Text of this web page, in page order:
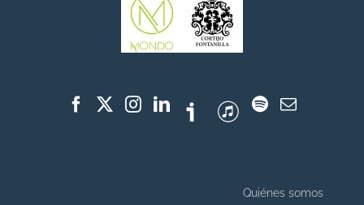
Quiénes somos